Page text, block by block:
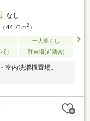
なし
44.71m2）
一人暮らし
別 駐車場(近隣含)
室内洗濯機置場。